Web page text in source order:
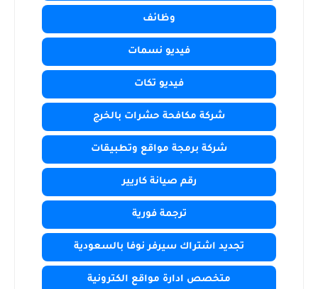
وظائف
فيديو نسمات
فيديو تكات
شركة مكافحة حشرات بالخرج
شركة برمجة مواقع وتطبيقات
رقم صيانة كاريير
ترجمة فورية
تجديد اشتراك سيرفر نوفا بالسعودية
متخصص ادارة مواقع الكترونية